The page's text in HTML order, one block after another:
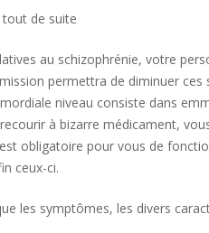
de suite
au schizophrénie, votre
permettra de diminuer
niveau consiste dans
à bizarre médicament,
obligatoire pour vous de
ceux-ci.
les symptômes, les divers